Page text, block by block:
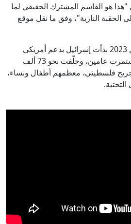
هو القاسم المشترك الحقيقي لما
الحقبة النازية"، وفق ما نقل موقع
وفي 7 أكتوبر/تشرين الأول 2023 بدأت إسرائيل بدعم أمريكي
حرب إبادة جماعية بغزة استمرت عامين، وخلّفت نحو 73 ألف
من 173 ألف جريح فلسطيني، معظمهم أطفال ونساء،